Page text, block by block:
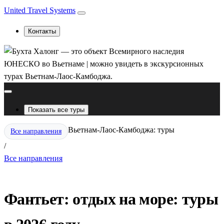
United Travel Systems
Контакты
Показать все туры
Все направления
/
Вьетнам-Лаос-Камбоджа: туры
Все направления
Фантьет: отдых на море: туры